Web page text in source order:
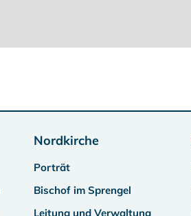
Nordkirche
Porträt
Bischof im Sprengel
Leitung und Verwaltung